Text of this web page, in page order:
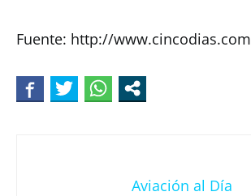
Fuente: http://www.cincodias.com
Aviación al Día